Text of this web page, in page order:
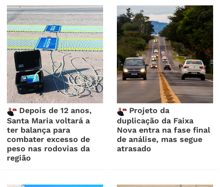
Depois de 12 anos,
Santa Maria voltará a
ter balança para
combater excesso de
peso nas rodovias da
região
Projeto da
duplicação da Faixa
Nova entra na fase final
de análise, mas segue
atrasado